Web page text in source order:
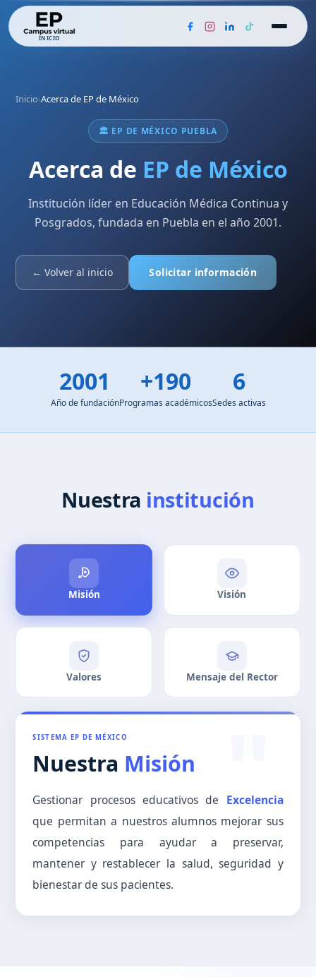
INICIO
Inicio›Acerca de EP de México
🏛️ EP DE MÉXICO PUEBLA
Acerca de EP de México
Institución líder en Educación Médica Continua y
Posgrados, fundada en Puebla en el año 2001.
← Volver al inicio Solicitar información
2001
Año de fundación
+190
Programas académicos
6
Sedes activas
Nuestra institución
Misión Visión
Valores Mensaje del Rector
SISTEMA EP DE MÉXICO
Nuestra Misión
Gestionar procesos educativos de Excelencia
que permitan a nuestros alumnos mejorar sus
competencias para ayudar a preservar,
mantener y restablecer la salud, seguridad y
bienestar de sus pacientes.
"